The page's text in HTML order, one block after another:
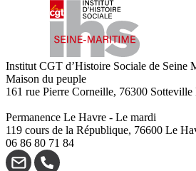
Institut CGT d’Histoire Sociale de Seine
Maison du peuple
161 rue Pierre Corneille, 76300 Sotteville
Permanence Le Havre - Le mardi
119 cours de la République, 76600 Le
06 86 80 71 84